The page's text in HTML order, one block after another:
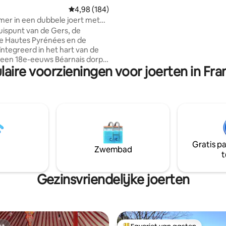
Gemiddelde beoordeling van 4,98 uit 5, 184
4,98 (184)
in een dubbele joert met
van de Gers, de
Hautes Pyrénées en de
in het hart van de
18e-eeuws Béarnais dorp;
en atypische joert met
inbegrepen. Gezellig
op aanvraag geserveerd
elektrische mountainbike
cadeaubon. oppassen
300m van de joerten.
voorzieningen voor joerten in
Zwembad
Gratis
Gezinsvriendelijke joerten